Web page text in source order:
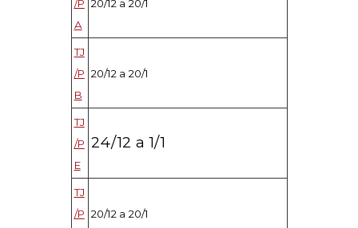
/P
A
20/12 a 20/1
TJ
/P
B
20/12 a 20/1
TJ
/P
E
24/12 a 1/1
TJ
/P 20/12 a 20/1